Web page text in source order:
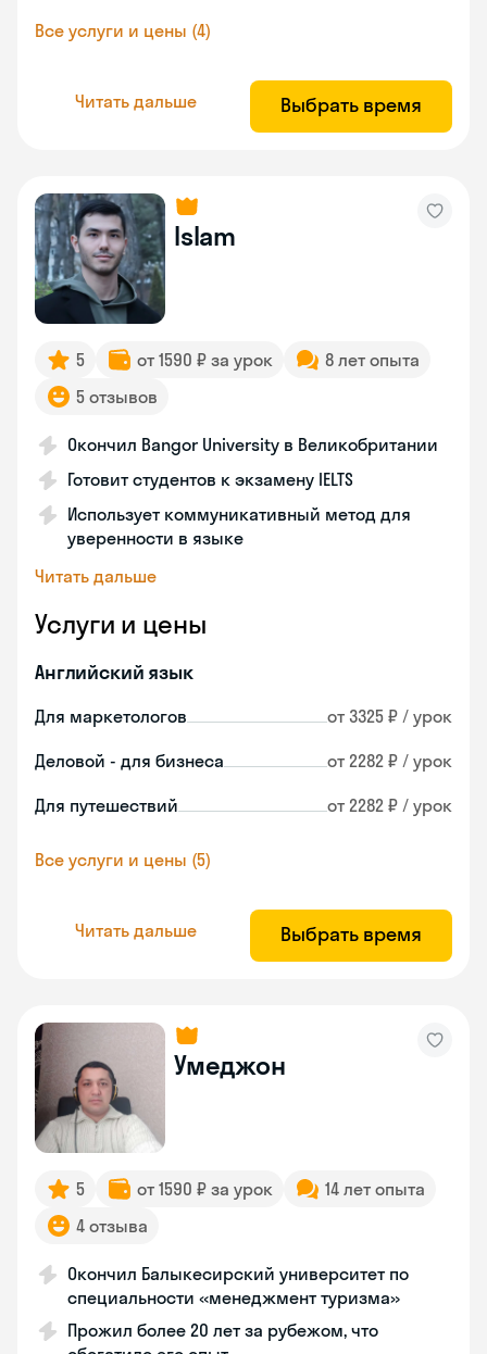
Все услуги и цены (4)
Читать дальше Выбрать время
Islam
5 от 1590 ₽ за урок
8 лет опыта
5 отзывов
Окончил Bangor University в Великобритании
Готовит студентов к экзамену IELTS
Использует коммуникативный метод для
уверенности в языке
Читать дальше
Услуги и цены
Английский язык
Для маркетологов от 3325 ₽ / урок
Деловой - для бизнеса от 2282 ₽ / урок
Для путешествий от 2282 ₽ / урок
Все услуги и цены (5)
Читать дальше Выбрать время
Умеджон
5 от 1590 ₽ за урок
14 лет опыта
4 отзыва
Окончил Балыкесирский университет по
специальности «менеджмент туризма»
Прожил более 20 лет за рубежом, что